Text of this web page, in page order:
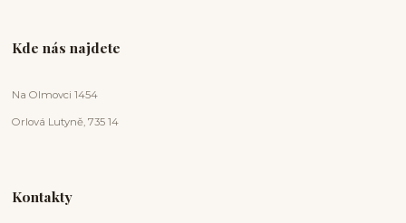
Kde nás najdete
Na Olmovci 1454
Orlová Lutyně, 735 14
Kontakty